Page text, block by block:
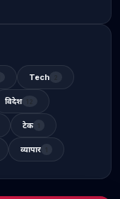
Tech
विदेश
टेक
व्यापार